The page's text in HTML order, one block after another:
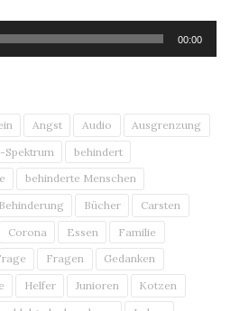
00:00
Angst Audio
Ausgrenzung
Spektrum
behindert
behinderte Menschen
Behinderung Bücher
Carsten
Corona Essen
Familie
Fragen
Gedanken
Helfer Junioren
Kotzen